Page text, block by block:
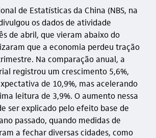
de Estatísticas da China (NBS, na
os dados de atividade
de abril, que vieram abaixo do
que a economia perdeu tração
Na comparação anual, a
registrou um crescimento 5,6%,
de 10,9%, mas acelerando
leitura de 3,9%. O aumento nessa
ser explicado pelo efeito base de
passado, quando medidas de
a fechar diversas cidades, como